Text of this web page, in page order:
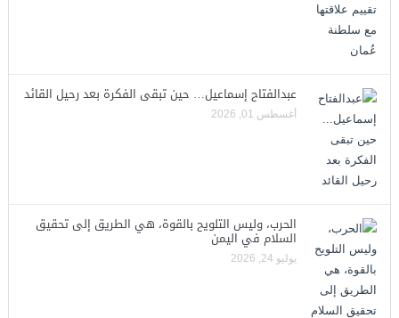
عبدالفتاح إسماعيل… حين تبقى الفكرة بعد رحيل القائد
أغسطس 01, 2026
الحرب، وليس التلويح بالقوة، هي الطريق إلى تحقيق
السلام في اليمن
يوليو 24, 2026